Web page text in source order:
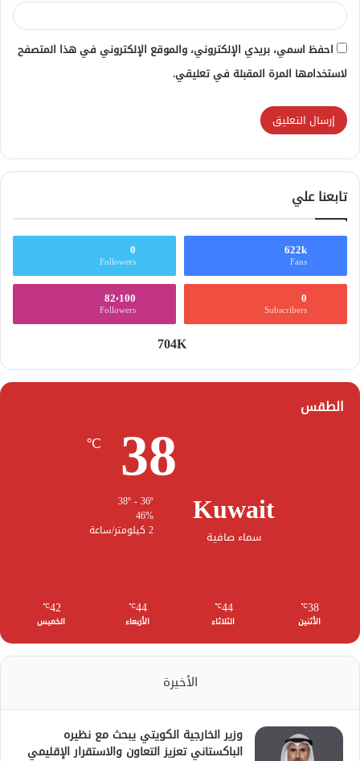
احفظ اسمي، بريدي الإلكتروني، والموقع الإلكتروني في هذا المتصفح
لاستخدامها المرة المقبلة في تعليقي.
تابعنا علي
622k
Fans
0
Followers
0
Subscribers
82٬100
Followers
704K
الطقس
Kuwait
سماء صافية
38
℃
38º - 36º
46%
2 كيلومتر/ساعة
38
℃
الأثنين
44
℃
الثلاثاء
44
℃
الأربعاء
42
℃
الخميس
الأخيرة
وزير الخارجية الكويتي يبحث مع نظيره
الباكستاني تعزيز التعاون والاستقرار الإقليمي